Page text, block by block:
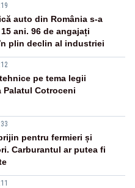
auto din România s-a
ani. 96 de angajați
plin declin al industriei
pe tema legii
Palatul Cotroceni
pentru fermieri și
Carburantul ar putea fi